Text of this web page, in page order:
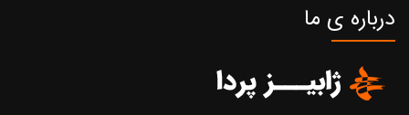
درباره ی ما